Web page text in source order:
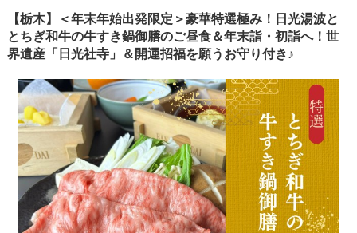
【栃木】＜年末年始出発限定＞豪華特選極み！日光湯波と
とちぎ和牛の牛すき鍋御膳のご昼食＆年末詣・初詣へ！世
界遺産「日光社寺」＆開運招福を願うお守り付き♪